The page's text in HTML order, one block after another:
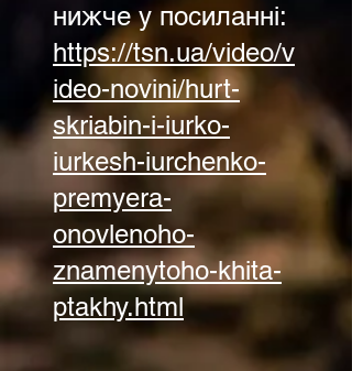
нижче у посиланні:
https://tsn.ua/video/v
ideo-novini/hurt-
skriabin-i-iurko-
iurkesh-iurchenko-
premyera-
onovlenoho-
znamenytoho-khita-
ptakhy.html